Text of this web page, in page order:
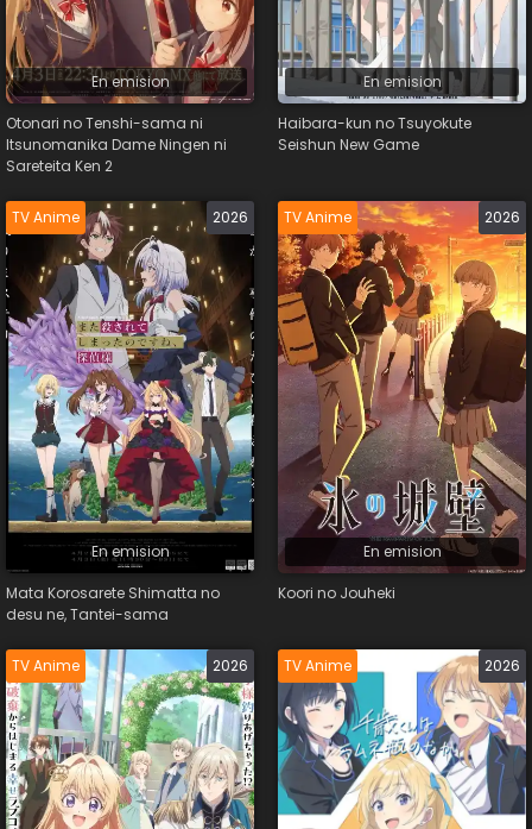
En emision
Otonari no Tenshi-sama ni
Itsunomanika Dame Ningen ni
Sareteita Ken 2
En emision
Haibara-kun no Tsuyokute
Seishun New Game
TV Anime 2026
En emision
Mata Korosarete Shimatta no
desu ne, Tantei-sama
TV Anime 2026
En emision
Koori no Jouheki
TV Anime 2026 TV Anime 2026